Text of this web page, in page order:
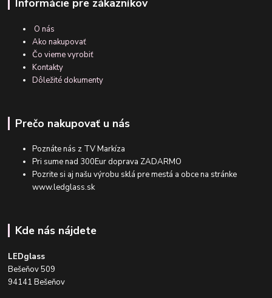
O nás
Ako nakupovať
Čo vieme vyrobiť
Kontakty
Dôležité dokumenty
Prečo nakupovať u nás
Poznáte nás z TV Markíza
Pri sume nad 300Eur doprava ZADARMO
Pozrite si aj našu výrobu sklá pre mestá a obce na stránke
www.ledglass.sk
Kde nás nájdete
LEDglass
Bešeňov 509
94141 Bešeňov